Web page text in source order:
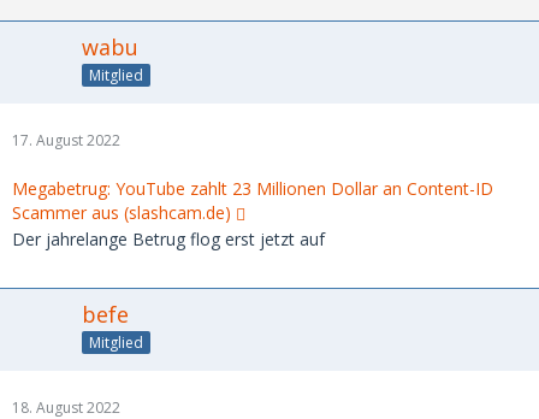
wabu
Mitglied
17. August 2022
Megabetrug: YouTube zahlt 23 Millionen Dollar an Content-ID
Scammer aus (slashcam.de)
Der jahrelange Betrug flog erst jetzt auf
befe
Mitglied
18. August 2022